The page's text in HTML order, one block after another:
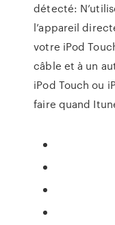
détecté:
l’appareil
votre iPod
câble et à un
iPod Touch ou
faire quand